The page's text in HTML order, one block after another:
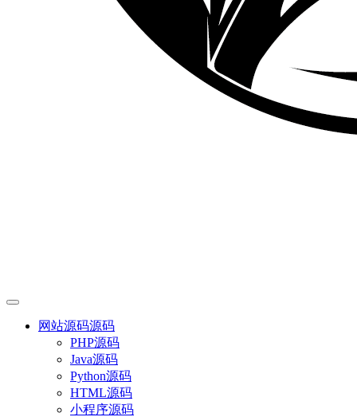
网站源码源码
PHP源码
Java源码
Python源码
HTML源码
小程序源码